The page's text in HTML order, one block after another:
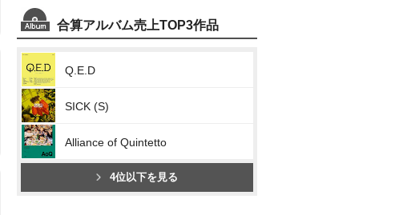
合算アルバム売上TOP3作品
Q.E.D
SICK (S)
Alliance of Quintetto
4位以下を見る